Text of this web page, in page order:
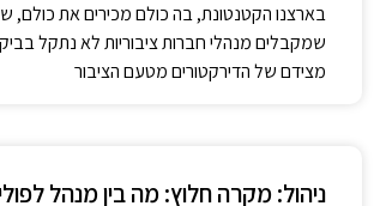
בארצנו הקטנטונת, בה כולם מכירים את כולם, שכר
שמקבלים מנהלי חברות ציבוריות לא נתקל בביקורת
מצידם של הדירקטורים מטעם הציבור
ניהול: מקרה חלוץ: מה בין מנהל